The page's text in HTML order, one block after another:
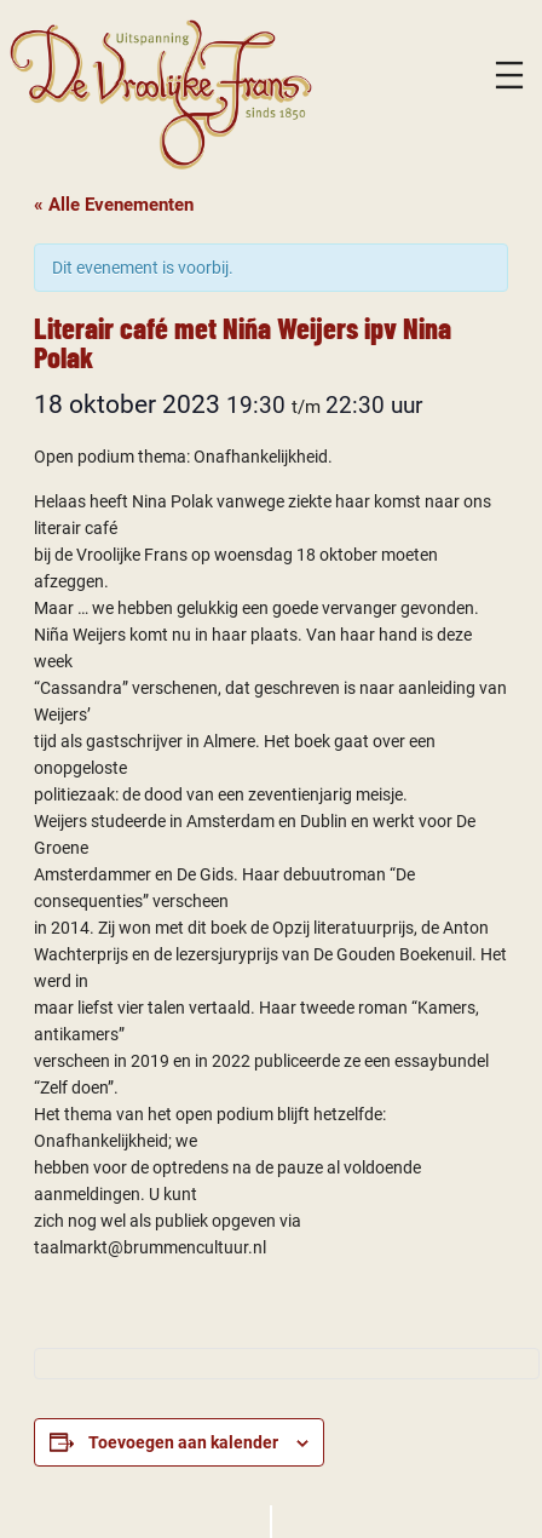
« Alle Evenementen
Dit evenement is voorbij.
Literair café met Niña Weijers ipv Nina
Polak
18 oktober 2023 19:30 t/m 22:30
Open podium thema: Onafhankelijkheid.
Helaas heeft Nina Polak vanwege ziekte haar komst naar ons
literair café
bij de Vroolijke Frans op woensdag 18 oktober moeten
afzeggen.
Maar … we hebben gelukkig een goede vervanger gevonden.
Niña Weijers komt nu in haar plaats. Van haar hand is deze
week
“Cassandra” verschenen, dat geschreven is naar aanleiding van
Weijers’
tijd als gastschrijver in Almere. Het boek gaat over een
onopgeloste
politiezaak: de dood van een zeventienjarig meisje.
Weijers studeerde in Amsterdam en Dublin en werkt voor De
Groene
Amsterdammer en De Gids. Haar debuutroman “De
consequenties” verscheen
in 2014. Zij won met dit boek de Opzij literatuurprijs, de Anton
Wachterprijs en de lezersjuryprijs van De Gouden Boekenuil. Het
werd in
maar liefst vier talen vertaald. Haar tweede roman “Kamers,
antikamers”
verscheen in 2019 en in 2022 publiceerde ze een essaybundel
“Zelf doen”.
Het thema van het open podium blijft hetzelfde:
Onafhankelijkheid; we
hebben voor de optredens na de pauze al voldoende
aanmeldingen. U kunt
zich nog wel als publiek opgeven via
taalmarkt@brummencultuur.nl
Toevoegen aan kalender